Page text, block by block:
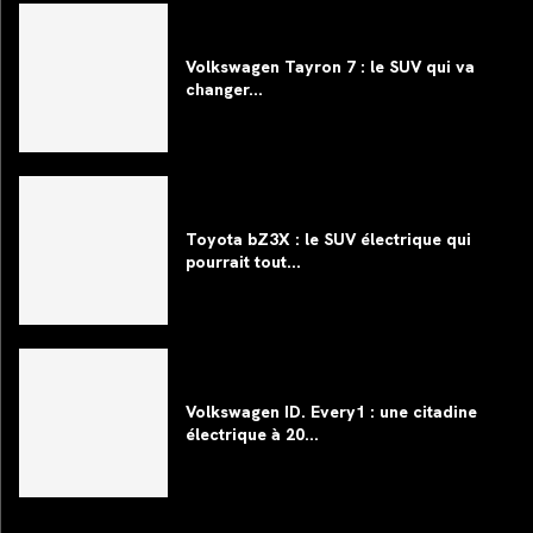
Volkswagen Tayron 7 : le SUV qui va
changer...
Toyota bZ3X : le SUV électrique qui
pourrait tout...
Volkswagen ID. Every1 : une citadine
électrique à 20...